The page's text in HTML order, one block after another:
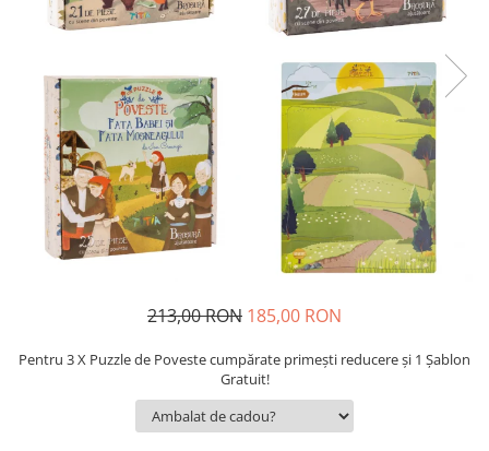
10 Ani
14+ Ani
Colecția Păcălici
TOATE JOCURILE
213,00 RON 185,00 RON
Pentru 3 X Puzzle de Poveste cumpărate primești reducere și 1 Șablon
Gratuit!